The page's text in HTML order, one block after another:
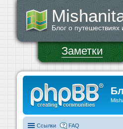
Блог о путешествиях
Заметки
Ссылки FAQ